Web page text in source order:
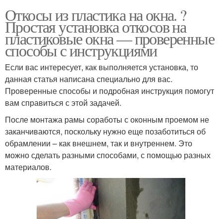
Откосы из пластика на окна. ?
Простая установка откосов на
пластиковые окна — проверенные
способы с инструкциями
Если вас интересует, как выполняется установка, то
данная статья написана специально для вас.
Проверенные способы и подробная инструкция помогут
вам справиться с этой задачей.
После монтажа рамы соработы с оконным проемом не
заканчиваются, поскольку нужно еще позаботиться об
обрамлении – как внешнем, так и внутреннем. Это
можно сделать разными способами, с помощью разных
материалов.